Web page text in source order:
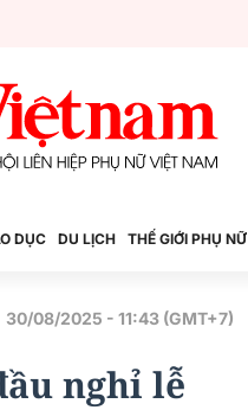
DỤC DU LỊCH THẾ GIỚI PHỤ NỮ
30/08/2025 - 11:43 (GMT+7)
nghỉ lễ